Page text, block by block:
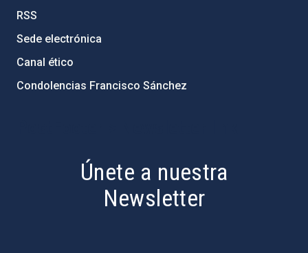
RSS
Sede electrónica
Canal ético
Condolencias Francisco Sánchez
Únete a nuestra
Newsletter